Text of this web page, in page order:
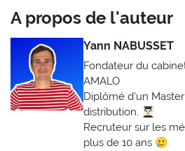
A propos de l'auteur
Yann NABUSSET
Fondateur du
AMALO
Diplômé d'un
distribution. 👨🏻‍🎓
Recruteur sur les
plus de 10 ans 🥲